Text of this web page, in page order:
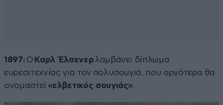
1897: Ο Καρλ Έλσενερ λαμβάνει δίπλωμα
ευρεσιτεχνίας για τον πολυσουγιά, που αργότερα θα
ονομαστεί «ελβετικός σουγιάς».